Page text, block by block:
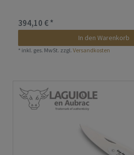
394,10 € *
In den Warenkorb
* inkl. ges. MwSt. zzgl.Versandkosten